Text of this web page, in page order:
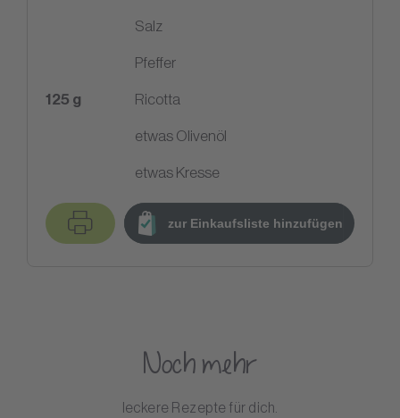
Salz
Pfeffer
125 g Ricotta
etwas Olivenöl
etwas Kresse
zur Einkaufsliste hinzufügen
Noch mehr
leckere Rezepte für dich.